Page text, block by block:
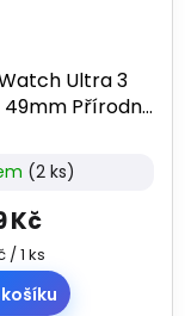
Ultra 3
49mm Přírodní
(2 ks)
Kč
/ 1 ks